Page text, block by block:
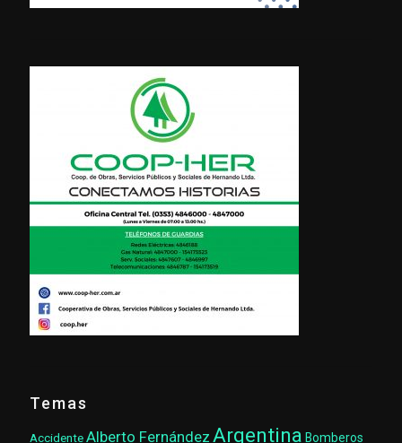
Temas
AccidenteAlberto Fernández Argentina Bomberos